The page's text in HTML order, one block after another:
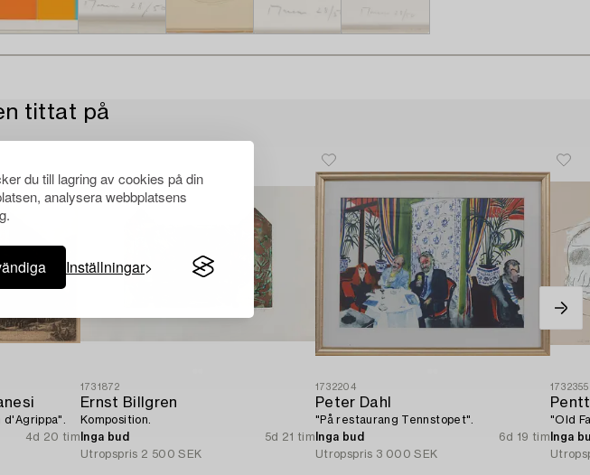
du till lagring av cookies på din
analysera webbplatsens
Inställningar
tittat på
4d 20 tim
1731872
Ernst Billgren
Komposition.
Inga bud
5d 21 tim
Utropspris 2 500 SEK
1732204
Peter Dahl
"På restaurang Tennstopet".
Inga bud
6d 19 tim
Utropspris 3 000 SEK
1732355
"Old
Inga